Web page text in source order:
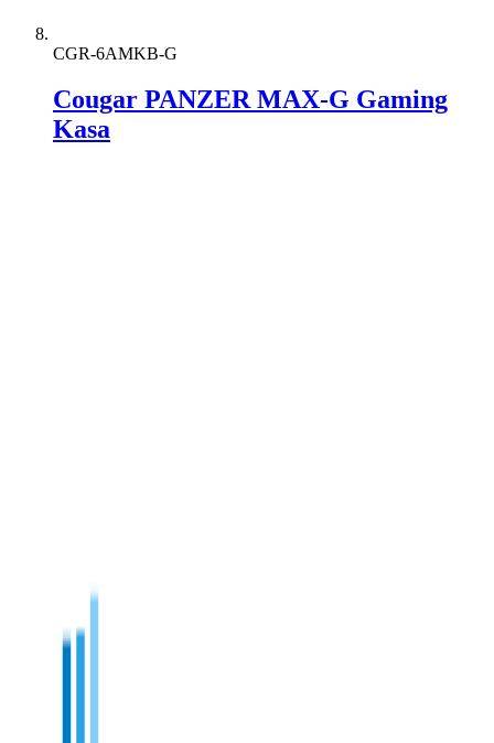
CGR-6AMKB-G
Cougar PANZER MAX-G Gaming
Kasa